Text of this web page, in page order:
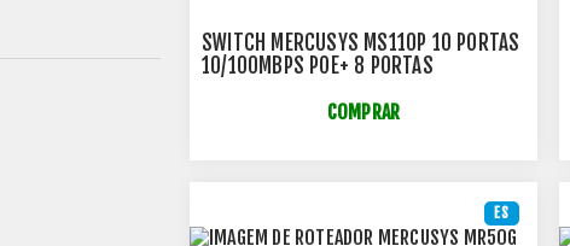
SWITCH MERCUSYS MS110P 10 PORTAS
10/100MBPS POE+ 8 PORTAS
COMPRAR
ES